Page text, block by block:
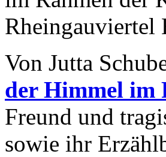
Rheingauviertel
Von Jutta
der Himmel im
Freund und
sowie ihr